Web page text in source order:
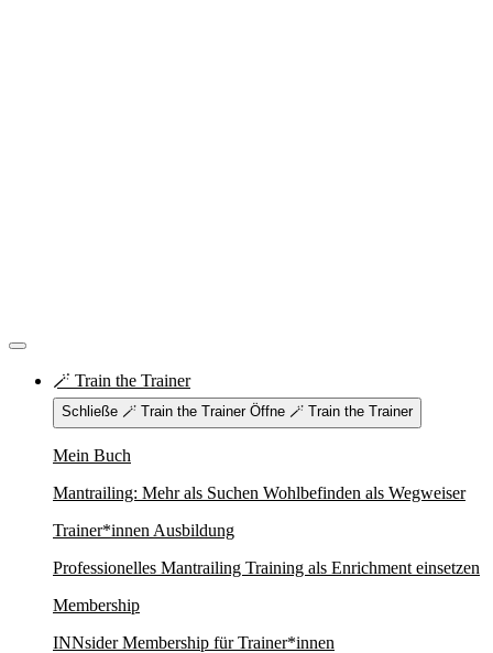
🪄 Train the Trainer
Schließe 🪄 Train the Trainer Öffne 🪄 Train the Trainer
Mein Buch
Mantrailing: Mehr als Suchen Wohlbefinden als Wegweiser
Trainer*innen Ausbildung
Professionelles Mantrailing Training als Enrichment einsetzen
Membership
INNsider Membership für Trainer*innen